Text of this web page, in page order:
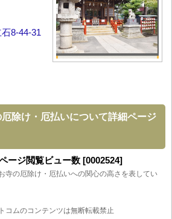
8-44-31
除け・厄払いについて詳細ページ
ージ閲覧ビュー数 [0002524]
寺の厄除け・厄払いへの関心の高さを表してい
コムのコンテンツは無断転載禁止